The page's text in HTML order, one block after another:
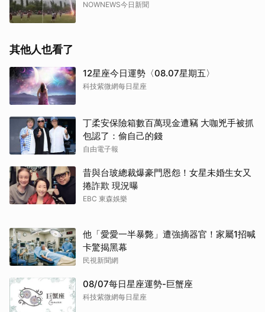
NOWNEWS今日新聞
其他人也看了
12星座今日運勢〈08.07星期五〉
科技紫微網每日星座
丁柔安保險箱數百萬現金遭竊 大咖兇手被抓
包認了：偷自己的錢
自由電子報
昔與台玻總裁爆豪門恩怨！女星未婚生女又
捲詐欺 現況曝
EBC 東森娛樂
他「愛愛一半暴斃」遭強摘器官！家屬1招喊
卡驚揭黑幕
民視新聞網
08/07每日星座運勢-巨蟹座
科技紫微網每日星座